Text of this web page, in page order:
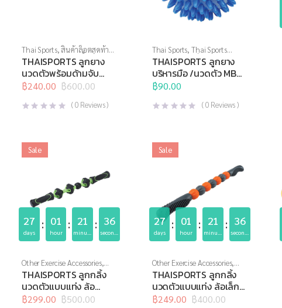
Thai Sports,สินค้าล็อตสุดท้าย,
อุปกรณ์คลายกล้ามเนื้อ,อุปกรณ์
นวด,อุปกรณ์บริหารกาย,
อุปกรณ์เพื่อสุขภาพ
THAISPORTS ลูกยาง
นวดตัวพร้อมด้ามจับ
MC-H01
฿600.00
Original
was:
฿240.00
Current
is:
(0 Reviews )
Thai Sports,Thai Sports
Brand,บริหารมือ, อุปกรณ์
คลายกล้ามเนื้อ , อุปกรณ์นวด
อุปกรณ์บริหารกาย,อุปกรณ์
สุขภาพเพื่อผู้สูงวัย
สุขภาพ
THAISPORTS ลูกยาง
บริหารมือ /นวดตัว MBC-
07 (อัน)
฿90.00
(0 Reviews )
Sale
27
days
01
hour
21 36
Other Exercise Accessories,
Thai Sports,อุปกรณ์นวด,
อุปกรณ์บริหารกาย,อุปกรณ์
สุขภาพเพื่อผู้สูงวัย
THAISPORTS ลูกกลิ้ง
นวดตัวแบบแท่ง ล้อ
กลาง+เล็ก H-1423
฿500.00
Original
฿299.00
Current
Sale
27
days
01
hour
21 36
Other Exercise Accessories,
Thai Sports,อุปกรณ์นวด,
อุปกรณ์บริหารกาย,อุปกรณ์
สุขภาพเพื่อผู้สูงวัย
THAISPORTS ลูกกลิ้ง
นวดตัวแบบแท่ง ล้อเล็ก
H-1485
฿400.00
Original
฿249.00
Current